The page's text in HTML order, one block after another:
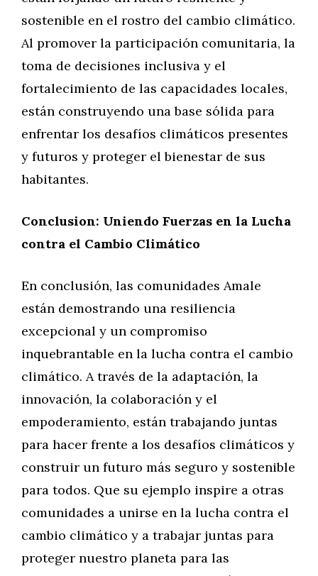
sostenible en el rostro del cambio climático.
Al promover la participación comunitaria, la
toma de decisiones inclusiva y el
fortalecimiento de las capacidades locales,
están construyendo una base sólida para
enfrentar los desafíos climáticos presentes
y futuros y proteger el bienestar de sus
habitantes.
Conclusion: Uniendo Fuerzas en la Lucha
contra el Cambio Climático
En conclusión, las comunidades Amale
están demostrando una resiliencia
excepcional y un compromiso
inquebrantable en la lucha contra el cambio
climático. A través de la adaptación, la
innovación, la colaboración y el
empoderamiento, están trabajando juntas
para hacer frente a los desafíos climáticos y
construir un futuro más seguro y sostenible
para todos. Que su ejemplo inspire a otras
comunidades a unirse en la lucha contra el
cambio climático y a trabajar juntas para
proteger nuestro planeta para las